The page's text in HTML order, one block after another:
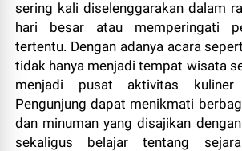
sering kali diselenggarakan dalam
hari besar atau memperingati
tertentu. Dengan adanya acara
tidak hanya menjadi tempat wisata
menjadi pusat aktivitas kuliner
Pengunjung dapat menikmati
dan minuman yang disajikan
sekaligus belajar tentang